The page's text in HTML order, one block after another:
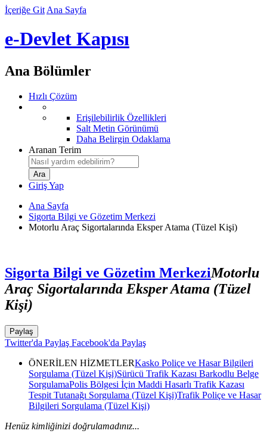
İçeriğe Git Ana Sayfa
e-Devlet Kapısı
Ana Bölümler
Hızlı Çözüm
Erişilebilirlik Özellikleri
Salt Metin Görünümü
Daha Belirgin Odaklama
Aranan Terim
Giriş Yap
Ana Sayfa
Sigorta Bilgi ve Gözetim Merkezi
Motorlu Araç Sigortalarında Eksper Atama (Tüzel Kişi)
Sigorta Bilgi ve Gözetim MerkeziMotorlu
Araç Sigortalarında Eksper Atama (Tüzel
Kişi)
Paylaş
Twitter'da Paylaş Facebook'da Paylaş
ÖNERİLEN HİZMETLERKasko Poliçe ve Hasar Bilgileri
Sorgulama (Tüzel Kişi)Sürücü Trafik Kazası Barkodlu Belge
SorgulamaPolis Bölgesi İçin Maddi Hasarlı Trafik Kazası
Tespit Tutanağı Sorgulama (Tüzel Kişi)Trafik Poliçe ve Hasar
Bilgileri Sorgulama (Tüzel Kişi)
Henüz kimliğinizi doğrulamadınız...